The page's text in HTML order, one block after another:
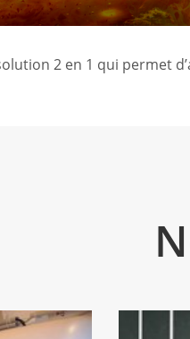
2 en 1 qui permet